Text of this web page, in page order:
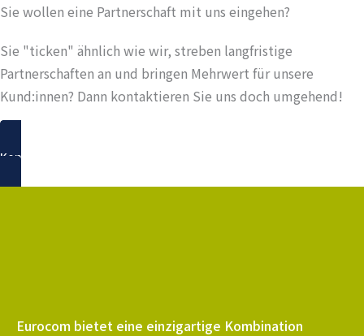
Sie wollen eine Partnerschaft mit uns eingehen?
Sie "ticken" ähnlich wie wir, streben langfristige
Partnerschaften an und bringen Mehrwert für unsere
Kund:innen? Dann kontaktieren Sie uns doch umgehend!
Kontaktieren Sie uns
Eurocom bietet eine einzigartige Kombination